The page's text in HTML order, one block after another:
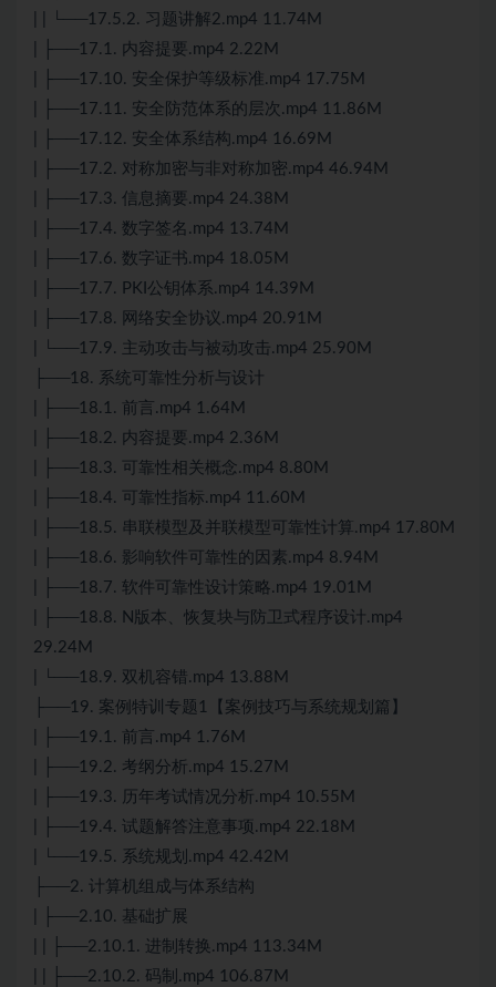
| | └──17.5.2. 习题讲解2.mp4 11.74M
| ├──17.1. 内容提要.mp4 2.22M
| ├──17.10. 安全保护等级标准.mp4 17.75M
| ├──17.11. 安全防范体系的层次.mp4 11.86M
| ├──17.12. 安全体系结构.mp4 16.69M
| ├──17.2. 对称加密与非对称加密.mp4 46.94M
| ├──17.3. 信息摘要.mp4 24.38M
| ├──17.4. 数字签名.mp4 13.74M
| ├──17.6. 数字证书.mp4 18.05M
| ├──17.7. PKI公钥体系.mp4 14.39M
| ├──17.8. 网络安全协议.mp4 20.91M
| └──17.9. 主动攻击与被动攻击.mp4 25.90M
├──18. 系统可靠性分析与设计
| ├──18.1. 前言.mp4 1.64M
| ├──18.2. 内容提要.mp4 2.36M
| ├──18.3. 可靠性相关概念.mp4 8.80M
| ├──18.4. 可靠性指标.mp4 11.60M
| ├──18.5. 串联模型及并联模型可靠性计算.mp4 17.80M
| ├──18.6. 影响软件可靠性的因素.mp4 8.94M
| ├──18.7. 软件可靠性设计策略.mp4 19.01M
| ├──18.8. N版本、恢复块与防卫式程序设计.mp4
29.24M
| └──18.9. 双机容错.mp4 13.88M
├──19. 案例特训专题1【案例技巧与系统规划篇】
| ├──19.1. 前言.mp4 1.76M
| ├──19.2. 考纲分析.mp4 15.27M
| ├──19.3. 历年考试情况分析.mp4 10.55M
| ├──19.4. 试题解答注意事项.mp4 22.18M
| └──19.5. 系统规划.mp4 42.42M
├──2. 计算机组成与体系结构
| ├──2.10. 基础扩展
| | ├──2.10.1. 进制转换.mp4 113.34M
| | ├──2.10.2. 码制.mp4 106.87M